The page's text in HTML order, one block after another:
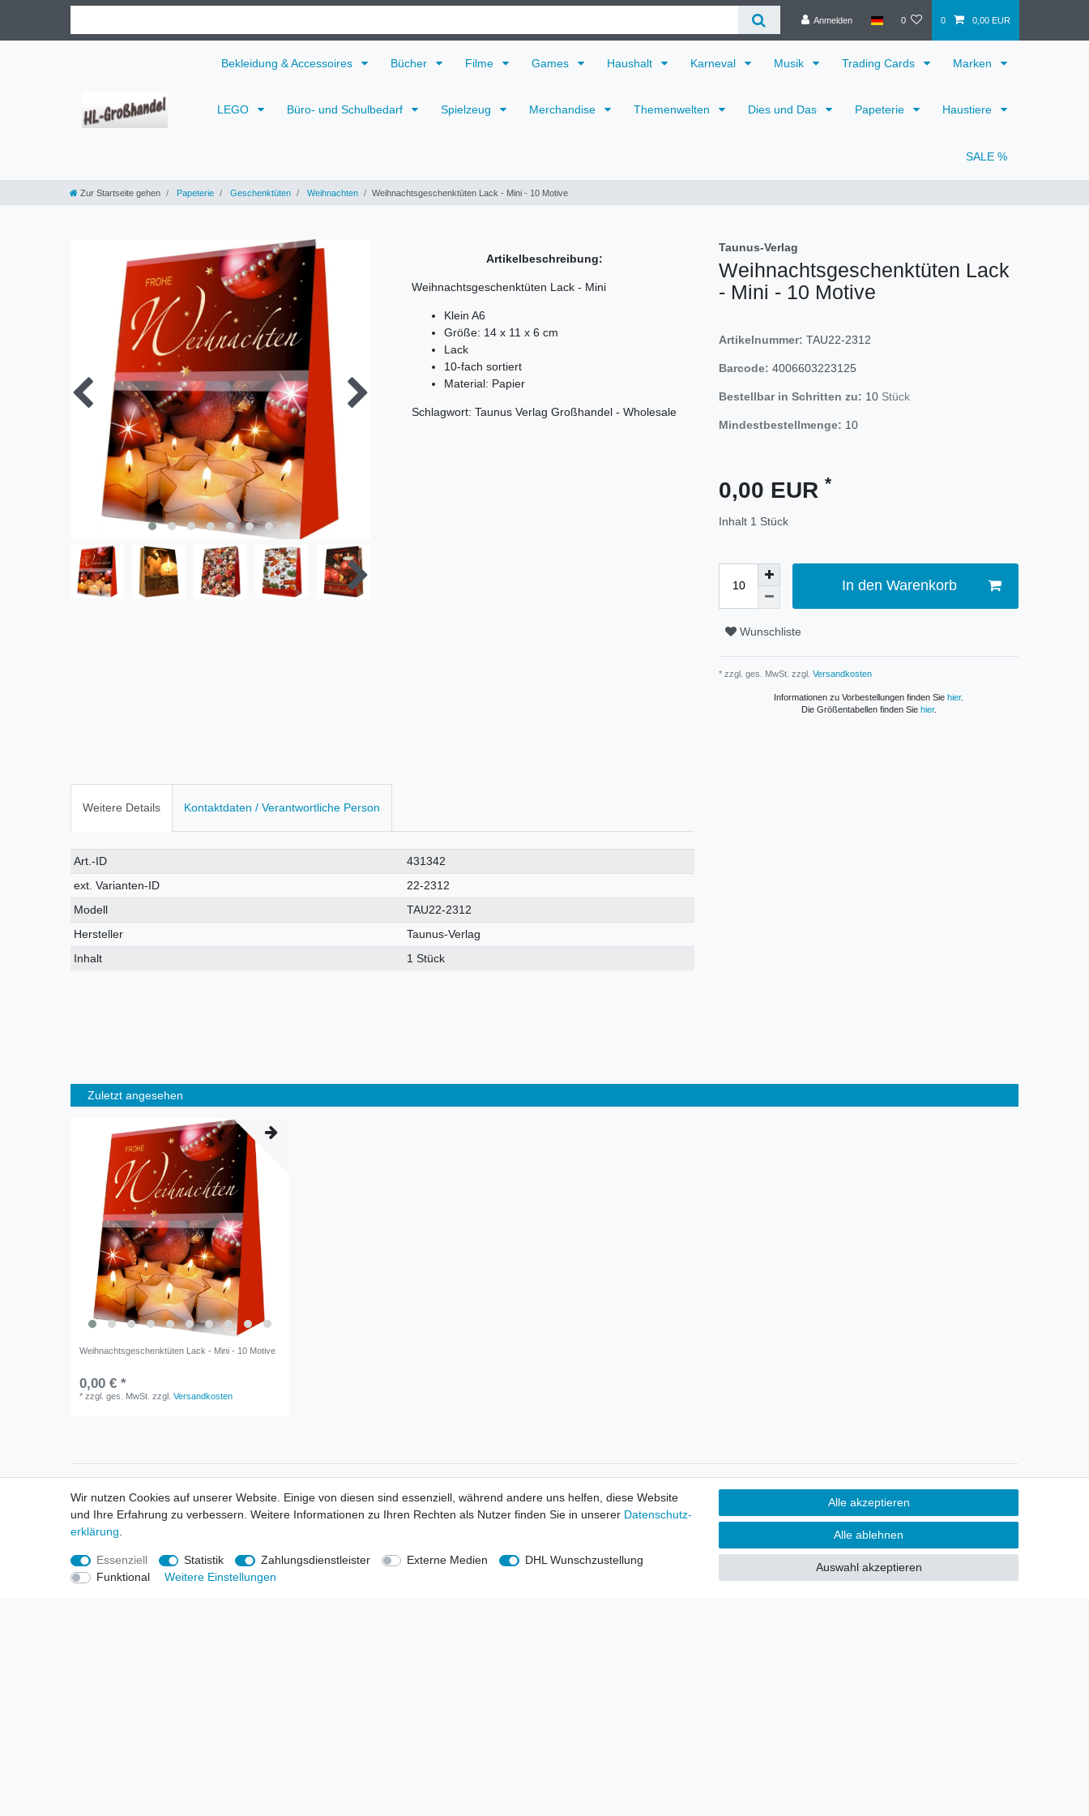
Anmelden 0 0 0,00 EUR
Bekleidung & Accessoires Bücher Filme Games Haushalt Karneval Musik Trading Cards Marken
LEGO Büro- und Schulbedarf Spielzeug Merchandise Themenwelten Dies und Das Papeterie Haustiere
SALE %
Zur Startseite gehen Papeterie Geschenktüten Weihnachten Weihnachtsgeschenktüten Lack - Mini - 10 Motive
Artikelbeschreibung:
Weihnachtsgeschenktüten Lack - Mini
Klein A6
Größe: 14 x 11 x 6 cm
Lack
10-fach sortiert
Material: Papier
Schlagwort: Taunus Verlag Großhandel - Wholesale
Taunus-Verlag
Weihnachtsgeschenktüten Lack
- Mini - 10 Motive
Artikelnummer: TAU22-2312
Barcode: 4006603223125
Bestellbar in Schritten zu: 10 Stück
Mindestbestellmenge: 10
0,00 EUR *
Inhalt 1 Stück
In den Warenkorb
Wunschliste
* zzgl. ges. MwSt. zzgl. Versandkosten
Informationen zu Vorbestellungen finden Sie hier.
Die Größentabellen finden Sie hier.
Weitere Details Kontaktdaten / Verantwortliche Person
Technisches
Merkmal
Wert
Art.-ID
431342
ext. Varianten-ID
22-2312
Modell
TAU22-2312
Hersteller
Taunus-Verlag
Inhalt
1 Stück
Zuletzt angesehen
Weihnachtsgeschenktüten Lack - Mini - 10 Motive
0,00 € *
*zzgl. ges. MwSt. zzgl.Versandkosten
Informationen
Neukunden / New Accounts
Zahlung
Versandkosten
Entsorgungs- & Umweltbestimmungen
Größentabellen
Informationen
Händlerbund - rechtssicher verkaufen
Produkt-Kataloge
Über uns
Wir versenden mit
Sie möchten über neu eingetroffene
Lagerware oder Neuheiten
allgemein informiert werden?
Wir nutzen Cookies auf unserer Website. Einige von diesen sind essenziell, während andere uns helfen, diese Website
und Ihre Erfahrung zu verbessern. Weitere Informationen zu Ihren Rechten als Nutzer finden Sie in unserer Daten­schutz­
erklärung
Essenziell Statistik Zahlungsdienstleister Externe Medien
DHL Wunschzustellung
Funktional
Weitere Einstellungen
Alle akzeptieren
Alle ablehnen
Auswahl akzeptieren